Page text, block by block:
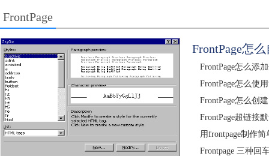
FrontPage
FrontPage怎
FrontPage怎么添
FrontPage怎么使
FrontPage怎么创
FrontPage超链接
用frontpage制作
Frontpage 三种回